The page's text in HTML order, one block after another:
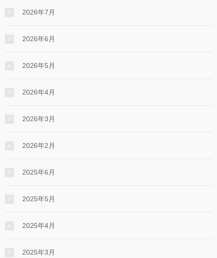
2026年7月
2026年6月
2026年5月
2026年4月
2026年3月
2026年2月
2025年6月
2025年5月
2025年4月
2025年3月